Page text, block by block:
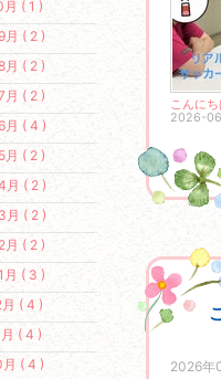
こんに
2026-
2026年
( 1 )
( 2 )
( 2 )
( 2 )
月 ( 4 )
( 2 )
月 ( 2 )
月 ( 2 )
( 2 )
( 3 )
( 4 )
( 4 )
( 4 )